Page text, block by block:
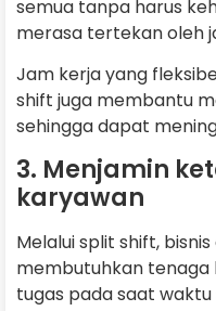
semua tanpa harus
merasa tertekan oleh
Jam kerja yang
shift juga membantu
sehingga dapat
3. Menjamin
karyawan
Melalui split shift,
membutuhkan
tugas pada saat waktu